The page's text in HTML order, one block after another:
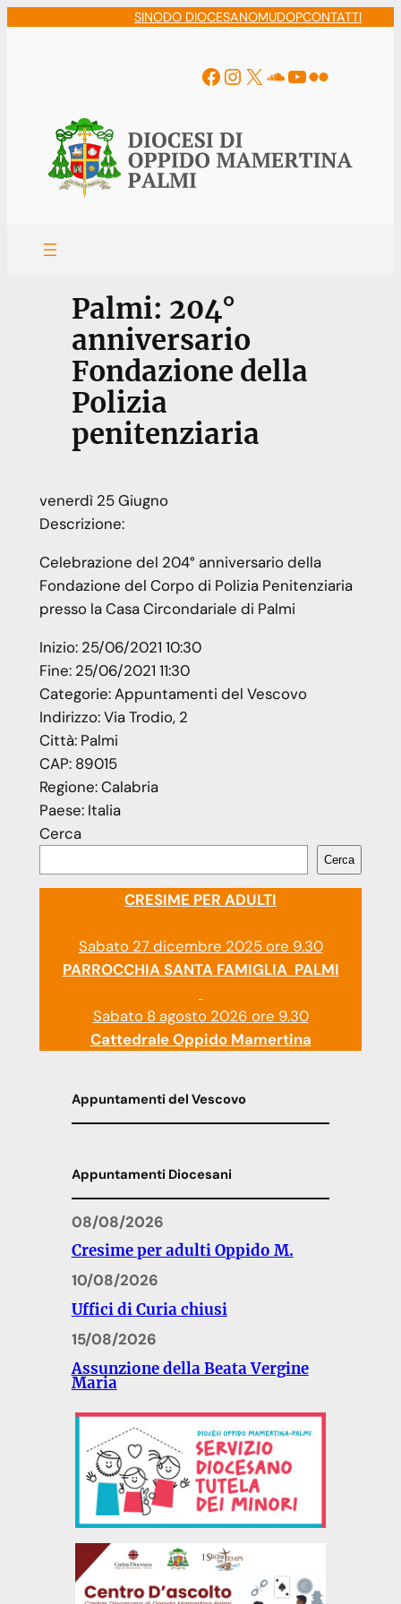
SINODO DIOCESANOMUDOPCONTATTI
Facebook
Instagram
X Soundcloud
YouTube
Flickr
Palmi: 204°
anniversario
Fondazione della
Polizia
penitenziaria
venerdì 25Giugno
Descrizione:
Celebrazione del 204° anniversario della
Fondazione del Corpo di Polizia Penitenziaria
presso la Casa Circondariale di Palmi
Inizio: 25/06/2021 10:30
Fine: 25/06/2021 11:30
Categorie:Appuntamenti del Vescovo
Indirizzo:Via Trodio, 2
Città: Palmi
CAP: 89015
Regione:Calabria
Paese: Italia
Cerca
Cerca
CRESIME PER ADULTI
Sabato 27 dicembre 2025 ore 9.30
PARROCCHIA SANTA FAMIGLIA PALMI
Sabato 8 agosto 2026 ore 9.30
Cattedrale Oppido Mamertina
Appuntamenti del Vescovo
Appuntamenti Diocesani
08/08/2026
Cresime per adulti Oppido M.
10/08/2026
Uffici di Curia chiusi
15/08/2026
Assunzione della Beata Vergine
Maria